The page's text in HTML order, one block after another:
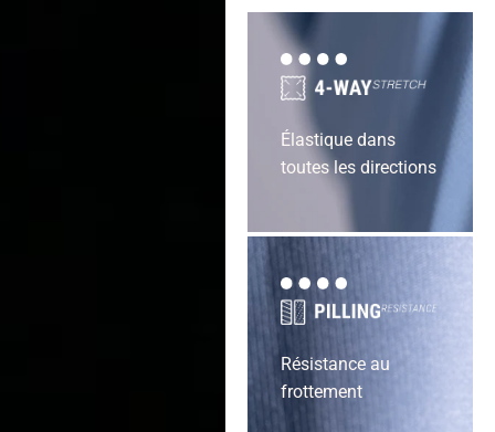
Élastique dans
toutes les directions
Résistance au
frottement